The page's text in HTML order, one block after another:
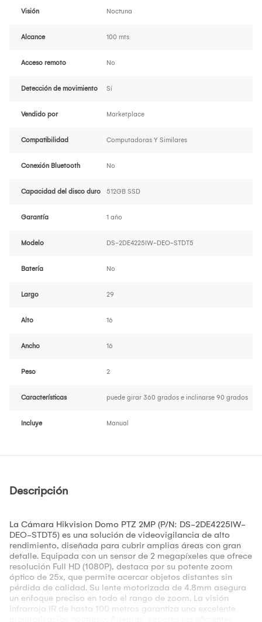
Visión Noctuna
Alcance 100 mts
Acceso remoto No
Detección de movimiento Sí
Vendido por Marketplace
Compatibilidad Computadoras Y Similares
Conexión Bluetooth No
Capacidad del disco duro 512GB SSD
Garantía 1 año
Modelo DS-2DE4225IW-DEO-STDT5
Batería No
Largo 29
Alto 16
Ancho 16
Peso 2
Características puede girar 360 grados e inclinarse 90 grados
Incluye Manual
Descripción
La Cámara Hikvision Domo PTZ 2MP (P/N: DS-2DE4225IW-
DEO-STDT5) es una solución de videovigilancia de alto
rendimiento, diseñada para cubrir amplias áreas con gran
detalle. Equipada con un sensor de 2 megapíxeles que ofrece
resolución Full HD (1080P), destaca por su potente zoom
óptico de 25x, que permite acercar objetos distantes sin
pérdida de calidad. Su lente motorizada de 4.8mm asegura
un enfoque preciso en todo el rango de zoom. La visión
infrarroja IR de hasta 100 metros garantiza una excelente